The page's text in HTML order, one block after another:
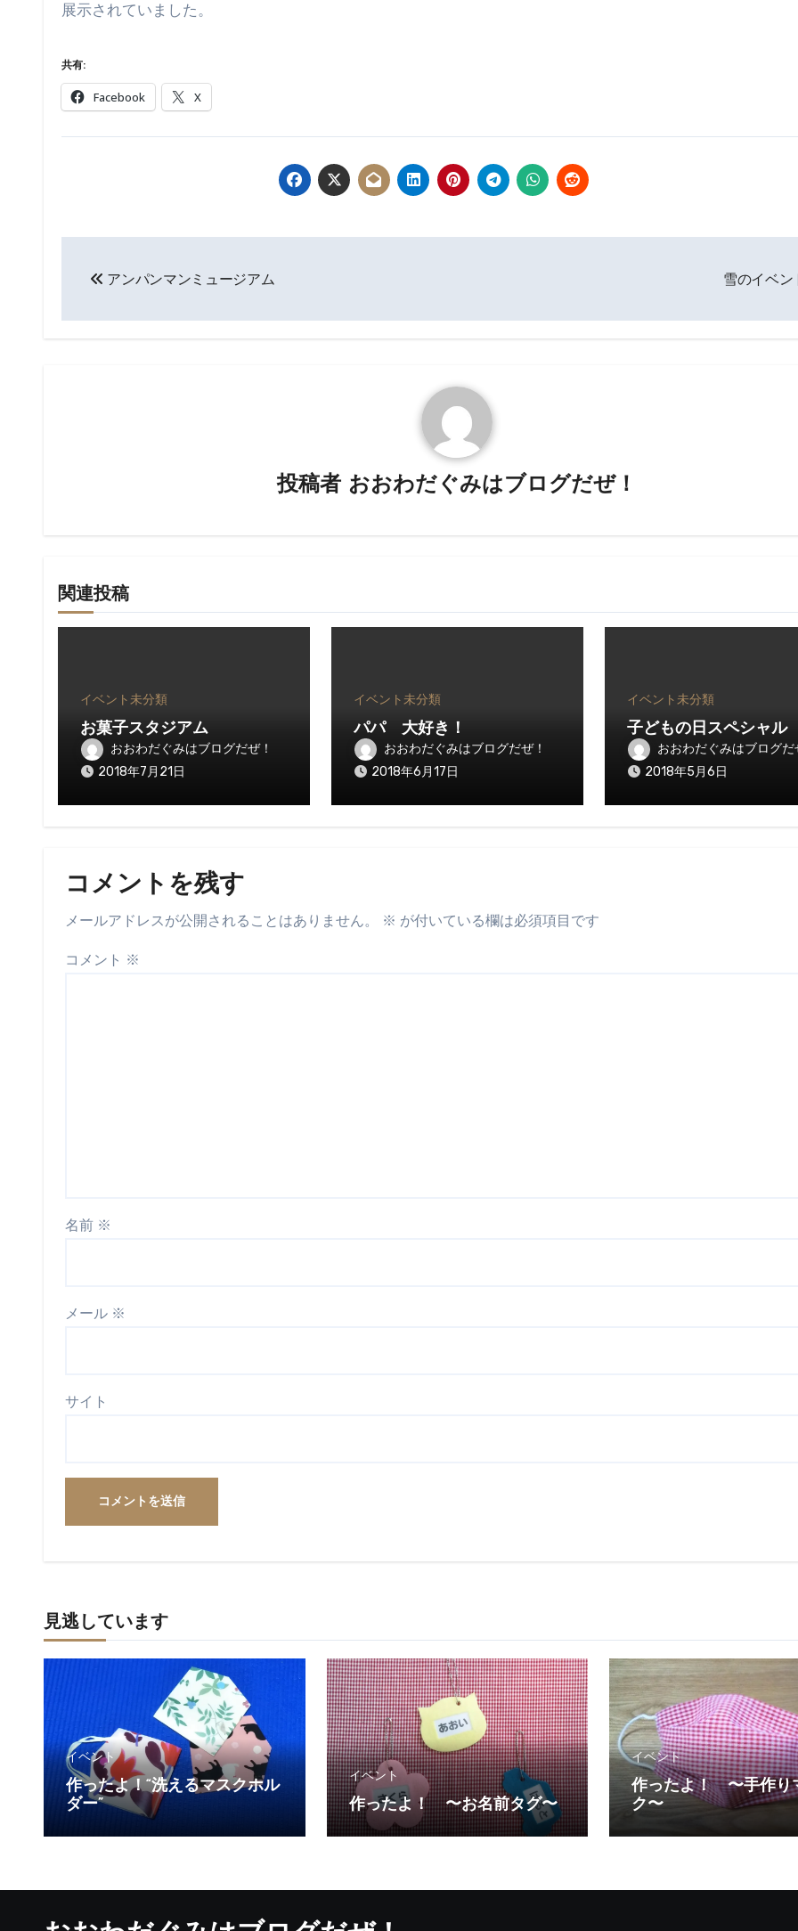
展示されていました。
共有:
Facebook X
ナ
アンパンマンミュージアム 雪のイベ
投稿者 おおわだぐみはブログだぜ！
関連投稿
イベント未分類
お菓子スタジアム
おおわだぐみはブログだぜ！
2018年7月21日
イベント未分類
パパ 大好き！
おおわだぐみはブログだぜ！
2018年6月17日
イベント未分類
子どもの日スペシャル
おおわだぐみはブログだ
2018年5月6日
コメントを残す
メールアドレスが公開されることはありません。 ※ が付いている欄は必須項目です
コメント ※
名前 ※
メール ※
サイト
見逃しています
イベント
作ったよ！“洗えるマスクホル
ダー”
イベント
作ったよ！ 〜お名前タグ〜
イベント
作ったよ！ 〜手作り
ク〜